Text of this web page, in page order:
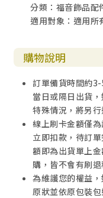
分類：福音飾品配
適用對象：適用所
購物說明
訂單備貨時間約
當日或隔日出貨
特殊情況，將另
線上刷卡金額僅
立即扣款，待訂
額即為出貨單上
購，皆不會有刷退
為維護您的權益
原狀並依原包裝